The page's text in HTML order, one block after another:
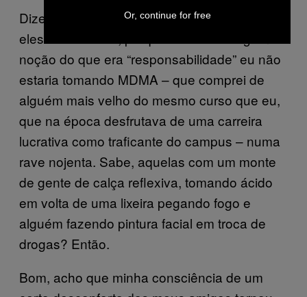
Dizer que eu me sentia “responsável” por
eles seria errado, porque se tivesse alguma
noção do que era “responsabilidade” eu não
estaria tomando MDMA – que comprei de
alguém mais velho do mesmo curso que eu,
que na época desfrutava de uma carreira
lucrativa como traficante do campus – numa
rave nojenta. Sabe, aquelas com um monte
de gente de calça reflexiva, tomando ácido
em volta de uma lixeira pegando fogo e
alguém fazendo pintura facial em troca de
drogas? Então.
Bom, acho que minha consciência de um
Or, continue for free